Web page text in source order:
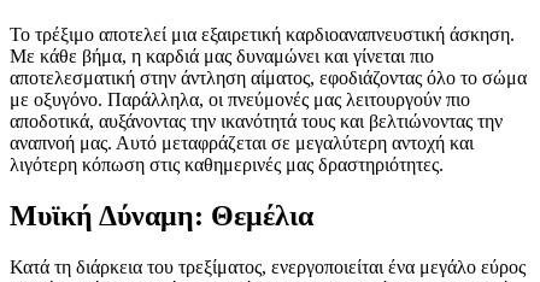
Το τρέξιμο αποτελεί μια εξαιρετική καρδιοαναπνευστική άσκηση.
Με κάθε βήμα, η καρδιά μας δυναμώνει και γίνεται πιο
αποτελεσματική στην άντληση αίματος, εφοδιάζοντας όλο το σώμα
με οξυγόνο. Παράλληλα, οι πνεύμονές μας λειτουργούν πιο
αποδοτικά, αυξάνοντας την ικανότητά τους και βελτιώνοντας την
αναπνοή μας. Αυτό μεταφράζεται σε μεγαλύτερη αντοχή και
λιγότερη κόπωση στις καθημερινές μας δραστηριότητες.
Μυϊκή Δύναμη: Θεμέλια
Κατά τη διάρκεια του τρεξίματος, ενεργοποιείται ένα μεγάλο εύρος